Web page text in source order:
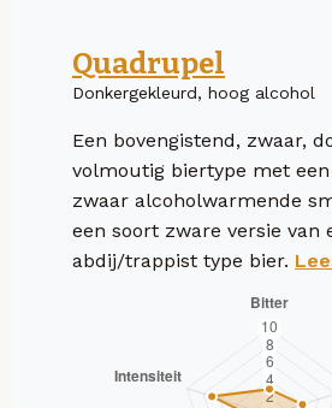
Quadrupel
Donkergekleurd, hoog alcohol
Een bovengistend, zwaar,
volmoutig biertype met
zwaar alcoholwarmende
een soort zware versie van
abdij/trappist type bier.